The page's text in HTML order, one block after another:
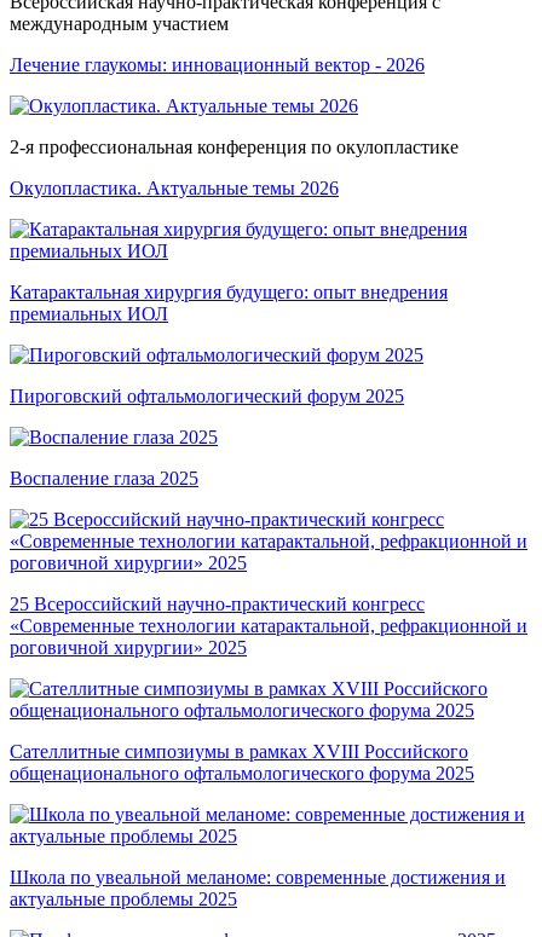
международным участием
Лечение глаукомы: инновационный вектор - 2026
2-я профессиональная конференция по окулопластике
Окулопластика. Актуальные темы 2026
Катарактальная хирургия будущего: опыт внедрения
премиальных ИОЛ
Пироговский офтальмологический форум 2025
Воспаление глаза 2025
25 Всероссийский научно-практический конгресс
«Современные технологии катарактальной, рефракционной и
роговичной хирургии» 2025
Сателлитные симпозиумы в рамках XVIII Российского
общенационального офтальмологического форума 2025
Школа по увеальной меланоме: современные достижения и
актуальные проблемы 2025